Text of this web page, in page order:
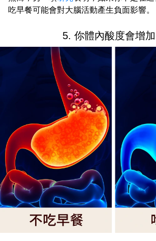
吃早餐可能會對大腦活動產生負面影響。
5. 你體內酸度會增加